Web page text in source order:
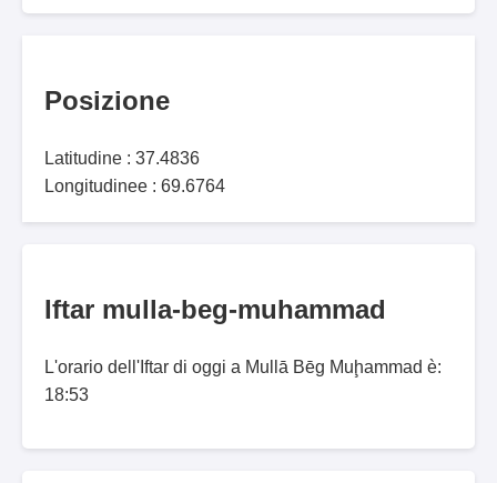
Posizione
Latitudine : 37.4836
Longitudinee : 69.6764
Iftar mulla-beg-muhammad
L'orario dell'Iftar di oggi a Mullā Bēg Muḩammad è:
18:53